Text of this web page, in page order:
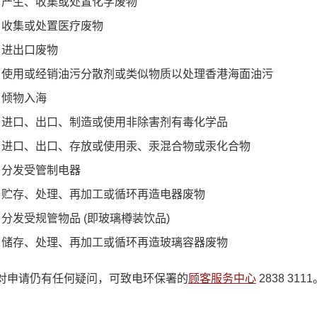
收集或处置医疗废物
进出口废物
使用或经销油污分散剂或类似物质以处理香港海面油污
倾物入海
进口、出口、制造或使用非除害剂有毒化学品
进口、出口、存放或使用汞、汞混合物或汞化合物
分发受管制电器
贮存、处理、再加工或循环再造电器废物
分发受规管物品 (即玻璃樽装饮品)
储存、处理、再加工或循环再造玻璃容器废物
申请仍有任何疑问，可致电环保署的顾客服务中心2838 3111